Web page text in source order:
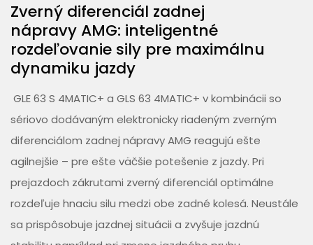
Zverný diferenciál zadnej
nápravy AMG: inteligentné
rozdeľovanie sily pre maximálnu
dynamiku jazdy
GLE 63 S 4MATIC+ a GLS 63 4MATIC+ v kombinácii so
sériovo dodávaným elektronicky riadeným zverným
diferenciálom zadnej nápravy AMG reagujú ešte
agilnejšie – pre ešte väčšie potešenie z jazdy. Pri
prejazdoch zákrutami zverný diferenciál optimálne
rozdeľuje hnaciu silu medzi obe zadné kolesá. Neustále
sa prispôsobuje jazdnej situácii a zvyšuje jazdnú